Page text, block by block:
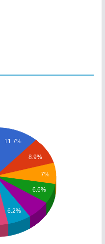
11.7%
8.9%
7%
6.6%
6.2%